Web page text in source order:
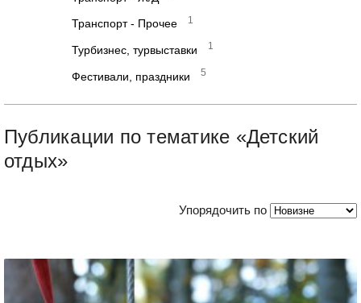
Транспорт - Прочее 1
Турбизнес, турвыставки 1
Фестивали, праздники 5
Публикации по тематике «Детский
отдых»
Упорядочить по